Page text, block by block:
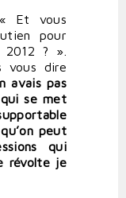
Et vous
pour
? ».
dire
avais pas
se met
peut
qui
révolte je